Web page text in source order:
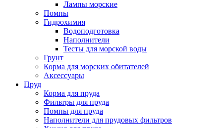
Лампы морские
Помпы
Гидрохимия
Водоподготовка
Наполнители
Тесты для морской воды
Грунт
Корма для морских обитателей
Аксессуары
Пруд
Корма для пруда
Фильтры для пруда
Помпы для пруда
Наполнители для прудовых фильтров